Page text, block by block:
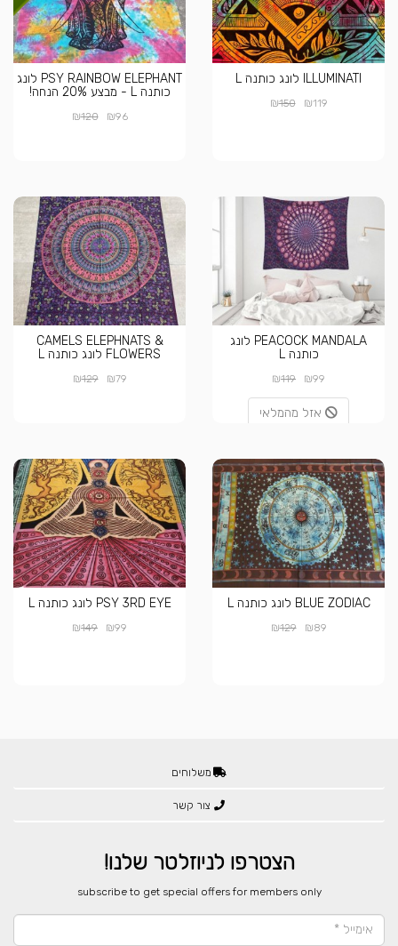
ILLUMINATI לונג כותנה L
₪119
₪150
PSY RAINBOW ELEPHANT לונג
כותנה L - מבצע 20% הנחה!
₪96
₪120
PEACOCK MANDALA לונג
כותנה L
₪99
₪119
אזל מהמלאי
CAMELS ELEPHNATS &
FLOWERS לונג כותנה L
₪79
₪129
BLUE ZODIAC לונג כותנה L
₪89
₪129
PSY 3RD EYE לונג כותנה L
₪99
₪149
משלוחים
צור קשר
הצטרפו לניוזלטר שלנו!
​subscribe to get special offers for members only